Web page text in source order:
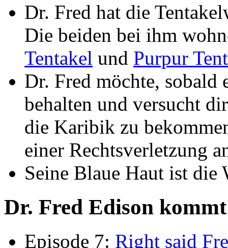
Dr. Fred hat die
Die beiden bei ihm
Tentakel und Purpur
Dr. Fred möchte, sobald
behalten und versucht
die Karibik zu
einer Rechtsverletzung
Seine Blaue Haut ist die
Dr. Fred Edison
Episode 7: Right said